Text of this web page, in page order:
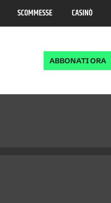
SCOMMESSE CASINÒ
ABBONATI ORA